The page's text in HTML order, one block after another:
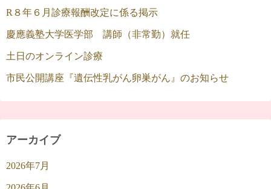
R８年６月診療報酬改定に係る掲示
慶應義塾大学医学部 講師（非常勤）就任
土日のオンライン診療
市民公開講座『遺伝性乳がん卵巣がん』のお知らせ
アーカイブ
2026年7月